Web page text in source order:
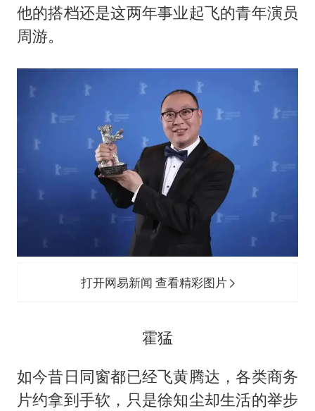
他的搭档还是这两年事业起飞的青年演员
周游。
打开网易新闻 查看精彩图片
霍猛
如今昔日同窗都已经飞黄腾达，各类商务
片约拿到手软，只是徐知尘却生活的举步